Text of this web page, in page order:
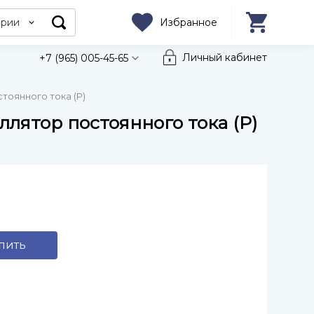
Избранное
+7 (965) 005-45-65 Личный кабинет
тока (P)
постоянного тока (P)